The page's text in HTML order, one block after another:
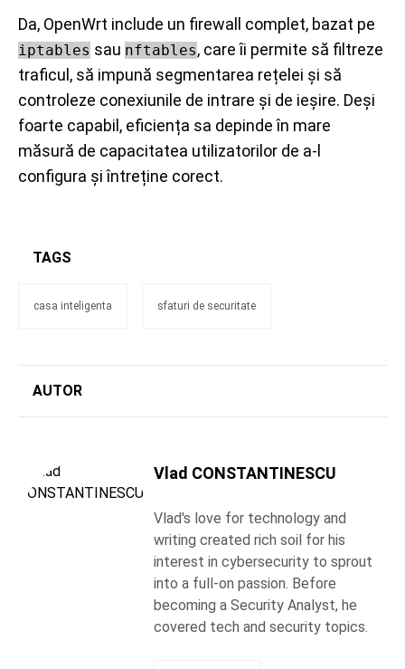
Da, OpenWrt include un firewall complet, bazat pe
iptables sau nftables, care îi permite să filtreze
traficul, să impună segmentarea rețelei și să
controleze conexiunile de intrare și de ieșire. Deși
foarte capabil, eficiența sa depinde în mare
măsură de capacitatea utilizatorilor de a-l
configura și întreține corect.
TAGS
casa inteligenta sfaturi de securitate
AUTOR
Vlad CONSTANTINESCU
Vlad's love for technology and
writing created rich soil for his
interest in cybersecurity to sprout
into a full-on passion. Before
becoming a Security Analyst, he
covered tech and security topics.